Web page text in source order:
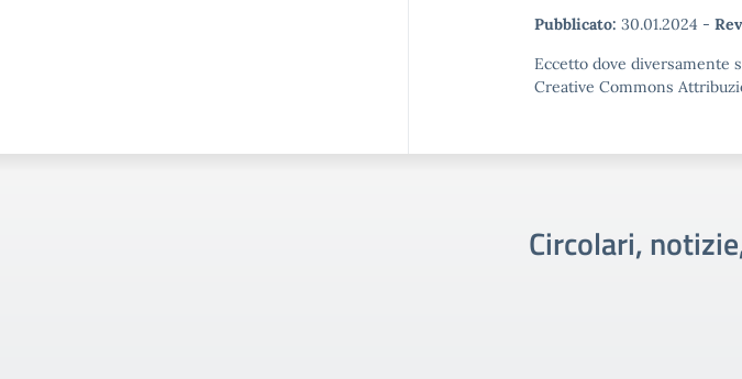
Pubblicato: 30.01.2024 -
Eccetto dove diversamente
Creative Commons
Circolari,